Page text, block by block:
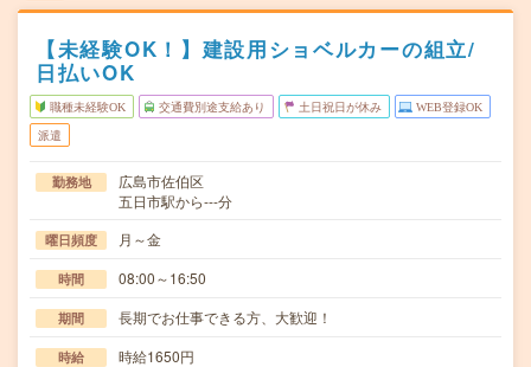
【未経験OK！】建設用ショベルカーの組立/
日払いOK
職種未経験OK 交通費別途支給あり 土日祝日が休み WEB登録OK
派遣
勤務地
広島市佐伯区
五日市駅から---分
曜日頻度 月～金
時間 08:00～16:50
期間 長期でお仕事できる方、大歓迎！
時給 時給1650円